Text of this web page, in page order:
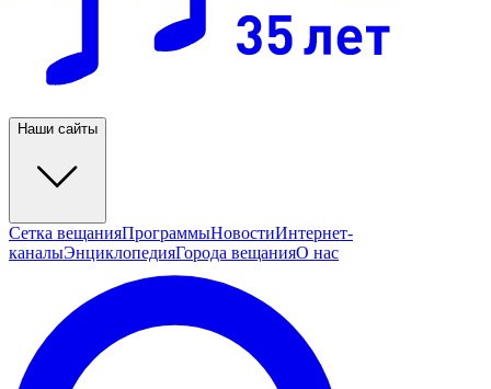
Наши сайты
Сетка вещанияПрограммыНовостиИнтернет-
каналыЭнциклопедияГорода вещанияО нас